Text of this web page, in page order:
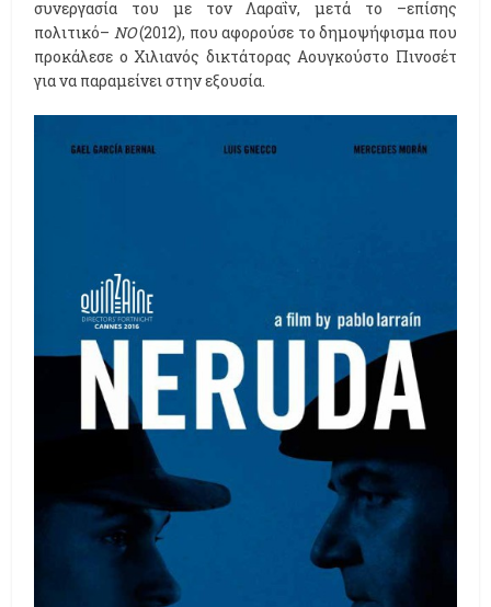
συνεργασία του με τον Λαραΐν, μετά το –επίσης
πολιτικό– ΝΟ(2012), που αφορούσε το δημοψήφισμα που
προκάλεσε ο Χιλιανός δικτάτορας Αουγκούστο Πινοσέτ
για να παραμείνει στην εξουσία.